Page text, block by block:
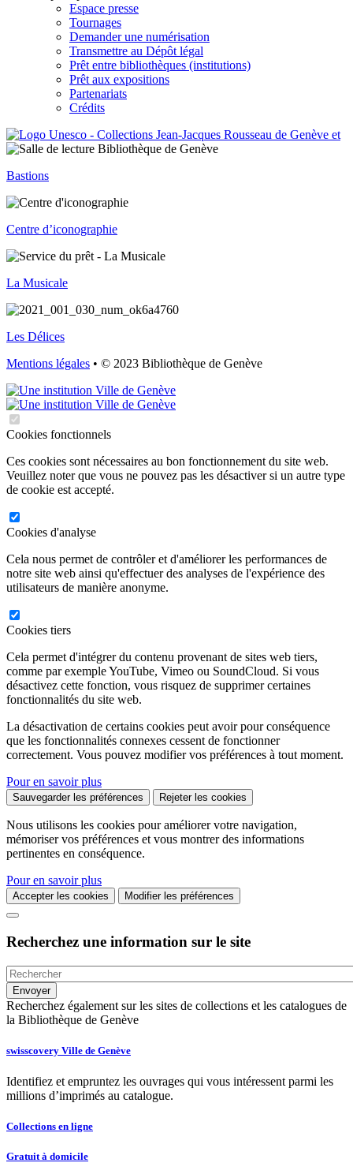
Espace presse
Tournages
Demander une numérisation
Transmettre au Dépôt légal
Prêt entre bibliothèques (institutions)
Prêt aux expositions
Partenariats
Crédits
Bastions
Centre d’iconographie
La Musicale
Les Délices
Mentions légales • © 2023 Bibliothèque de Genève
Cookies fonctionnels
Ces cookies sont nécessaires au bon fonctionnement du site web.
Veuillez noter que vous ne pouvez pas les désactiver si un autre type
de cookie est accepté.
Cookies d'analyse
Cela nous permet de contrôler et d'améliorer les performances de
notre site web ainsi qu'effectuer des analyses de l'expérience des
utilisateurs de manière anonyme.
Cookies tiers
Cela permet d'intégrer du contenu provenant de sites web tiers,
comme par exemple YouTube, Vimeo ou SoundCloud. Si vous
désactivez cette fonction, vous risquez de supprimer certaines
fonctionnalités du site web.
La désactivation de certains cookies peut avoir pour conséquence
que les fonctionnalités connexes cessent de fonctionner
correctement. Vous pouvez modifier vos préférences à tout moment.
Pour en savoir plus
Sauvegarder les préférences Rejeter les cookies
Nous utilisons les cookies pour améliorer votre navigation,
mémoriser vos préférences et vous montrer des informations
pertinentes en conséquence.
Pour en savoir plus
Accepter les cookies Modifier les préférences
Recherchez une information sur le site
Recherchez également sur les sites de collections et les catalogues de
la Bibliothèque de Genève
swisscovery Ville de Genève
Identifiez et empruntez les ouvrages qui vous intéressent parmi les
millions d’imprimés au catalogue.
Collections en ligne
Gratuit à domicile